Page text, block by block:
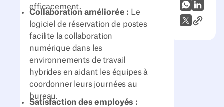
WhatsApp
X (Twitter)
Lien
efficacement.
Collaboration améliorée : Le
logiciel de réservation de postes
facilite la collaboration
numérique dans les
environnements de travail
hybrides en aidant les équipes à
coordonner leurs journées au
bureau.
Satisfaction des employés :